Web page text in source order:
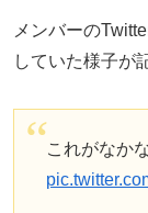
メンバーの
していた様子が
これがなか